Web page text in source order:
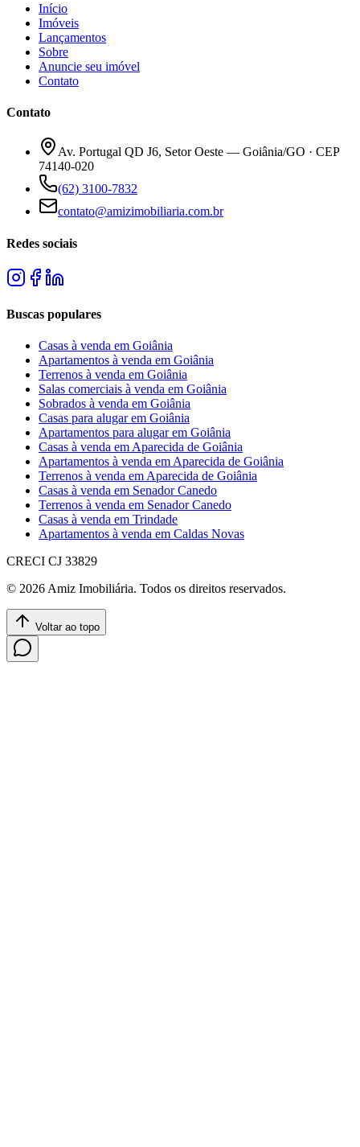
Início
Imóveis
Lançamentos
Sobre
Anuncie seu imóvel
Contato
Contato
Av. Portugal QD J6, Setor Oeste — Goiânia/GO · CEP
74140-020
(62) 3100-7832
contato@amizimobiliaria.com.br
Redes sociais
Buscas populares
Casas à venda em Goiânia
Apartamentos à venda em Goiânia
Terrenos à venda em Goiânia
Salas comerciais à venda em Goiânia
Sobrados à venda em Goiânia
Casas para alugar em Goiânia
Apartamentos para alugar em Goiânia
Casas à venda em Aparecida de Goiânia
Apartamentos à venda em Aparecida de Goiânia
Terrenos à venda em Aparecida de Goiânia
Casas à venda em Senador Canedo
Terrenos à venda em Senador Canedo
Casas à venda em Trindade
Apartamentos à venda em Caldas Novas
CRECI CJ 33829
© 2026Amiz Imobiliária. Todos os direitos reservados.
Voltar ao topo